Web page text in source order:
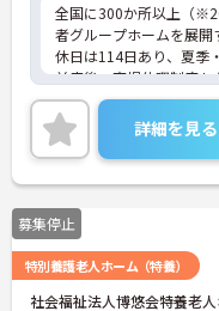
全国に300か所以上（
者グループホームを展
休日は114日あり、夏季
前産後・育児休暇制度
活躍中で、ワークライ
働ける環境が整ってい
の受講支援もあり、ス
ト。将来的には管理者
ャリアアップも目指せ
い年代のスタッフが活躍
の職場です。介護経験を
をお持ちの方、安定した
方におすすめです。
詳細を見る
募集停止
特別養護老人ホーム（特養）
社会福祉法人博悠会特養老